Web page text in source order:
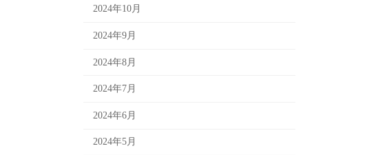
2024年10月
2024年9月
2024年8月
2024年7月
2024年6月
2024年5月